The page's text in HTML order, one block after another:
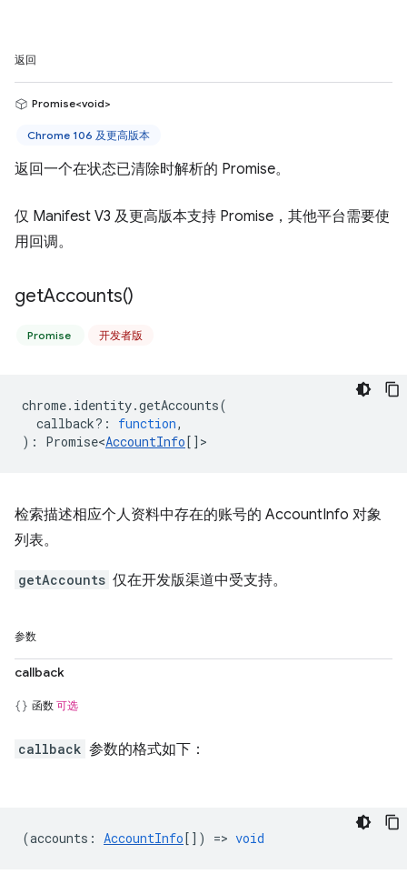
返回
Promise<void>
Chrome 106 及更高版本
返回一个在状态已清除时解析的 Promise。
仅 Manifest V3 及更高版本支持 Promise，其他平台需要使
用回调。
getAccounts()
Promise 开发者版
chrome. identity.getAccounts(
callback? : function,
) : Promise<AccountInfo[] >
检索描述相应个人资料中存在的账号的 AccountInfo 对象
列表。
getAccounts 仅在开发版渠道中受支持。
参数
callback
函数 可选
callback 参数的格式如下：
(accounts : AccountInfo[]) => void